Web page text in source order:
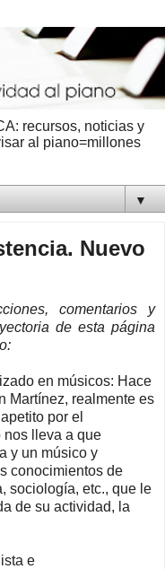
recursos, noticias y
al piano=millones
▼
Nuevo
comentarios y
de esta página
en músicos: Hace
Martínez, realmente es
por el
lleva a que
y un músico y
conocimientos de
sociología, etc., que le
de su actividad, la
e